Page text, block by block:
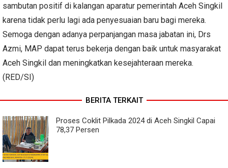
sambutan positif di kalangan aparatur pemerintah Aceh Singkil
karena tidak perlu lagi ada penyesuaian baru bagi mereka.
Semoga dengan adanya perpanjangan masa jabatan ini, Drs
Azmi, MAP dapat terus bekerja dengan baik untuk masyarakat
Aceh Singkil dan meningkatkan kesejahteraan mereka.
(RED/SI)
BERITA TERKAIT
Proses Coklit Pilkada 2024 di Aceh Singkil Capai
78,37 Persen